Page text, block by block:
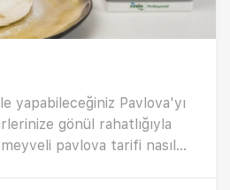
yapabileceğiniz Pavlova'yı
gönül rahatlığıyla
pavlova tarifi nasıl